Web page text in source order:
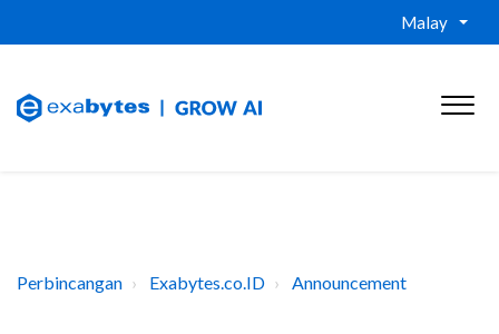
Malay
Perbincangan Exabytes.co.ID Announcement